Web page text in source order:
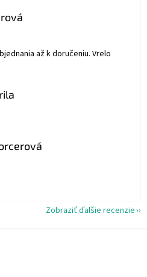
je 5 z 5 hviezdičiek.
až k doručeniu. Vrelo
je 5 z 5 hviezdičiek.
je 5 z 5 hviezdičiek.
Zobraziť ďalšie recenzie